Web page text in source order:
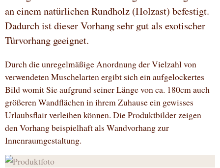
an einem natürlichen Rundholz (Holzast) befestigt.
Dadurch ist dieser Vorhang sehr gut als exotischer
Türvorhang geeignet.
Durch die unregelmäßige Anordnung der Vielzahl von
verwendeten Muschelarten ergibt sich ein aufgelockertes
Bild womit Sie aufgrund seiner Länge von ca. 180cm auch
größeren Wandflächen in ihrem Zuhause ein gewisses
Urlaubsflair verleihen können. Die Produktbilder zeigen
den Vorhang beispielhaft als Wandvorhang zur
Innenraumgestaltung.